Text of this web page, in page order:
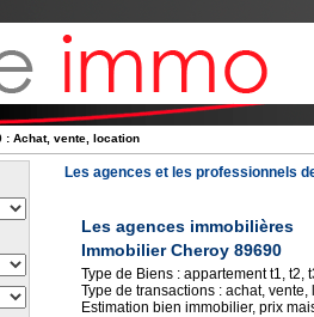
: Achat, vente, location
Les agences et les professionnels
Les agences immobilières
Immobilier Cheroy 89690
Type de Biens : appartement t1,
Type de transactions : achat, vente,
Estimation bien immobilier, prix